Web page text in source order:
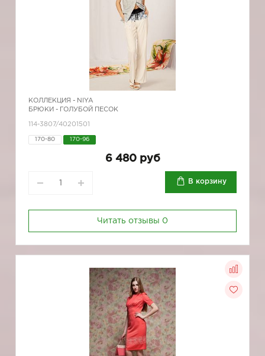
КОЛЛЕКЦИЯ - NIYA
БРЮКИ - ГОЛУБОЙ ПЕСОК
114-3807/40201501
170-80 170-96
6 480 руб
В корзину
Читать отзывы 0